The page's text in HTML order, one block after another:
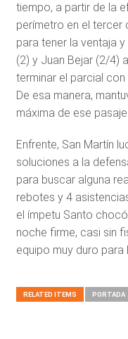
tiempo, a partir de la
perímetro en el tercer
para tener la ventaja
(2) y Juan Bejar (2/4)
terminar el parcial
De esa manera,
máxima de ese
Enfrente, San Martín
soluciones a la
para buscar alguna
rebotes y 4
el ímpetu Santo
noche firme, casi sin
equipo muy duro para
RELATED ITEMS PORTADA